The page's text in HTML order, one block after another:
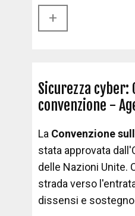
+​
Sicurezza cyber:
convenzione -
La Convenzione
stata approvata
delle Nazioni Unite.
strada verso
dissensi e